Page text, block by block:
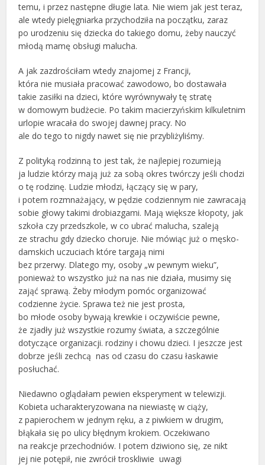
temu, i przez następne długie lata. Nie wiem jak jest teraz,
ale wtedy pielęgniarka przychodziła na początku, zaraz
po urodzeniu się dziecka do takiego domu, żeby nauczyć
młodą mamę obsługi malucha.
A jak zazdrościłam wtedy znajomej z Francji,
która nie musiała pracować zawodowo, bo dostawała
takie zasiłki na dzieci, które wyrównywały tę stratę
w domowym budżecie. Po takim macierzyńskim kilkuletnim
urlopie wracała do swojej dawnej pracy. No
ale do tego to nigdy nawet się nie przybliżyliśmy.
Z polityką rodzinną to jest tak, że najlepiej rozumieją
ja ludzie którzy mają już za sobą okres twórczy jeśli chodzi
o tę rodzinę. Ludzie młodzi, łączący się w pary,
i potem rozmnażający, w pędzie codziennym nie zawracają
sobie głowy takimi drobiazgami. Mają większe kłopoty, jak
szkoła czy przedszkole, w co ubrać malucha, szaleją
ze strachu gdy dziecko choruje. Nie mówiąc już o męsko-
damskich uczuciach które targają nimi
bez przerwy. Dlatego my, osoby „w pewnym wieku”,
ponieważ to wszystko już na nas nie działa, musimy się
zająć sprawą. Żeby młodym pomóc organizować
codzienne życie. Sprawa też nie jest prosta,
bo młode osoby bywają krewkie i oczywiście pewne,
że zjadły już wszystkie rozumy świata, a szczególnie
dotyczące organizacji. rodziny i chowu dzieci. I jeszcze jest
dobrze jeśli zechcą nas od czasu do czasu łaskawie
posłuchać.
Niedawno oglądałam pewien eksperyment w telewizji.
Kobieta ucharakteryzowana na niewiastę w ciąży,
z papierochem w jednym ręku, a z piwkiem w drugim,
błąkała się po ulicy błędnym krokiem. Oczekiwano
na reakcje przechodniów. I potem dziwiono się, ze nikt
jej nie potępił, nie zwrócił troskliwie uwagi